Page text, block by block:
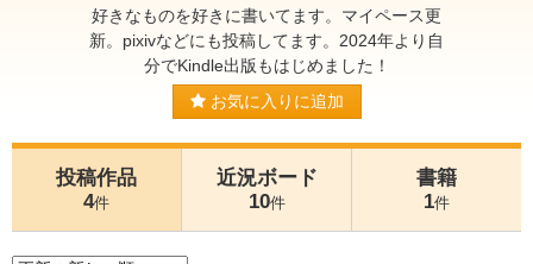
好きなものを好きに書いてます。マイペース更
新。pixivなどにも投稿してます。2024年より自
分でKindle出版もはじめました！
お気に入りに追加
投稿作品
4件
近況ボード
10件
書籍
1件